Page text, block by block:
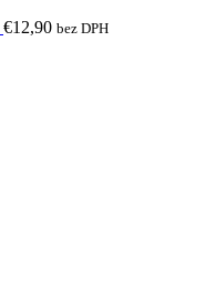
€12,90 bez DPH